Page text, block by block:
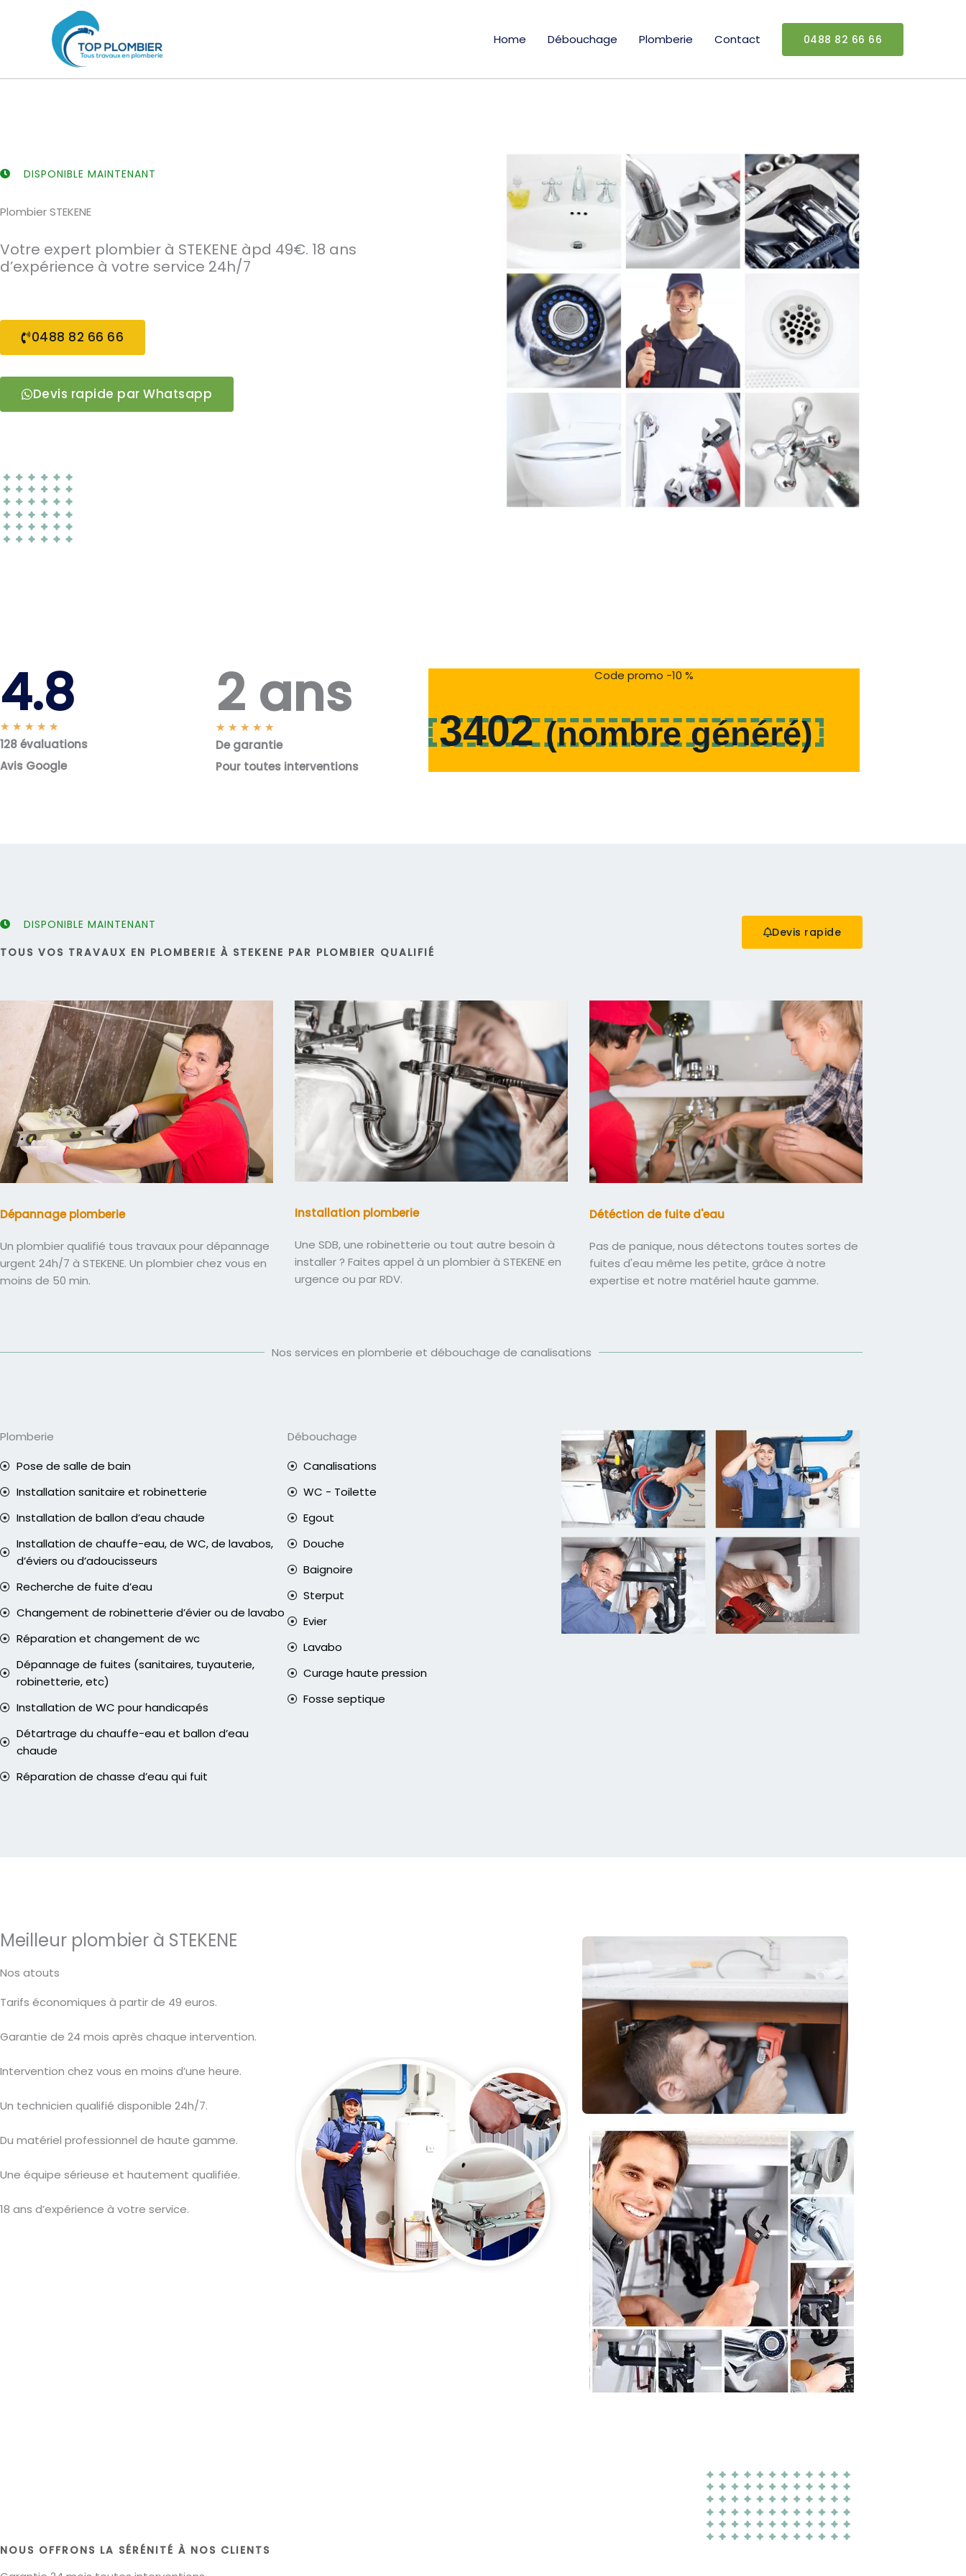
Home Débouchage Plomberie Contact 0488 82 66 66
DISPONIBLE MAINTENANT
Plombier STEKENE
Votre expert plombier à STEKENE àpd 49€. 18 ans
d’expérience à votre service 24h/7
0488 82 66 66
Devis rapide par Whatsapp
4.8
★ ★ ★ ★ ★
o
t
128 évaluations
Avis Google
2 ans
★ ★ ★ ★ ★
o
De garantie
Pour toutes interventions
Code promo -10 %
3402(nombre généré)
DISPONIBLE MAINTENANT
TOUS VOS TRAVAUX EN PLOMBERIE À STEKENE PAR PLOMBIER QUALIFIÉ
Devis rapide
Dépannage plomberie
Un plombier qualifié tous travaux pour dépannage
urgent 24h/7 à STEKENE. Un plombier chez vous en
moins de 50 min.
Installation plomberie
Une SDB, une robinetterie ou tout autre besoin à
installer ? Faites appel à un plombier à STEKENE en
urgence ou par RDV.
Détéction de fuite d'eau
Pas de panique, nous détectons toutes sortes de
fuites d'eau même les petite, grâce à notre
expertise et notre matériel haute gamme.
Nos services en plomberie et débouchage de canalisations
Plomberie
Pose de salle de bain
Installation sanitaire et robinetterie
Installation de ballon d’eau chaude
Installation de chauffe-eau, de WC, de lavabos,
d’éviers ou d’adoucisseurs
Recherche de fuite d’eau
Changement de robinetterie d’évier ou de lavabo
Réparation et changement de wc
Dépannage de fuites (sanitaires, tuyauterie,
robinetterie, etc)
Installation de WC pour handicapés
Détartrage du chauffe-eau et ballon d’eau
chaude
Réparation de chasse d’eau qui fuit
Débouchage
Canalisations
WC - Toilette
Egout
Douche
Baignoire
Sterput
Evier
Lavabo
Curage haute pression
Fosse septique
Meilleur plombier à STEKENE
Nos atouts
Tarifs économiques à partir de 49 euros.
Garantie de 24 mois après chaque intervention.
Intervention chez vous en moins d’une heure.
Un technicien qualifié disponible 24h/7.
Du matériel professionnel de haute gamme.
Une équipe sérieuse et hautement qualifiée.
18 ans d’expérience à votre service.
NOUS OFFRONS LA SÉRÉNITÉ À NOS CLIENTS